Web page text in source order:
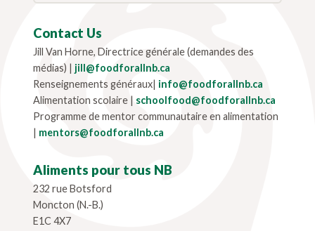
Contact Us
Jill Van Horne, Directrice générale (demandes des
médias) | jill@foodforallnb.ca
Renseignements généraux| info@foodforallnb.ca
Alimentation scolaire | schoolfood@foodforallnb.ca
Programme de mentor communautaire en alimentation
| mentors@foodforallnb.ca
Aliments pour tous NB
232 rue Botsford
Moncton (N.-B.)
E1C 4X7